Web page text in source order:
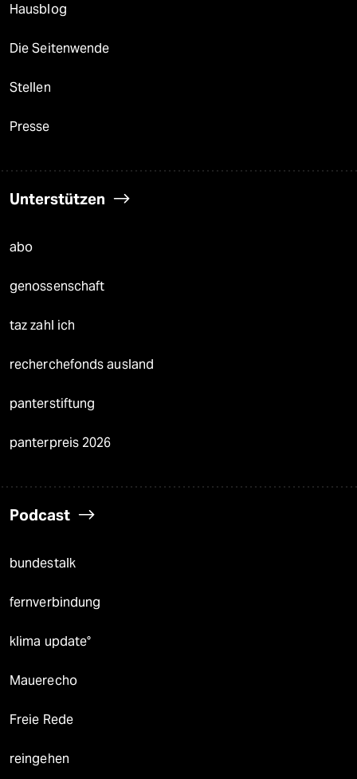
Hausblog
Die Seitenwende
Stellen
Presse
Unterstützen
abo
genossenschaft
taz zahl ich
recherchefonds ausland
panterstiftung
panterpreis 2026
Podcast
bundestalk
fernverbindung
klima update°
Mauerecho
Freie Rede
reingehen